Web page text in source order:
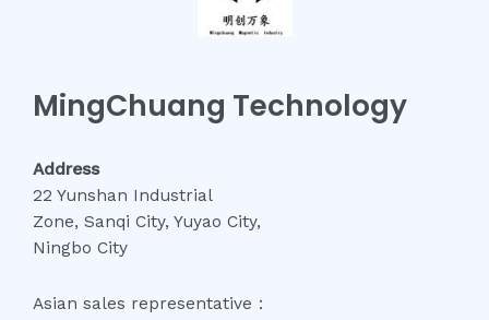
MingChuang Technology
Address
22 Yunshan Industrial
Zone, Sanqi City, Yuyao City,
Ningbo City
Asian sales representative：